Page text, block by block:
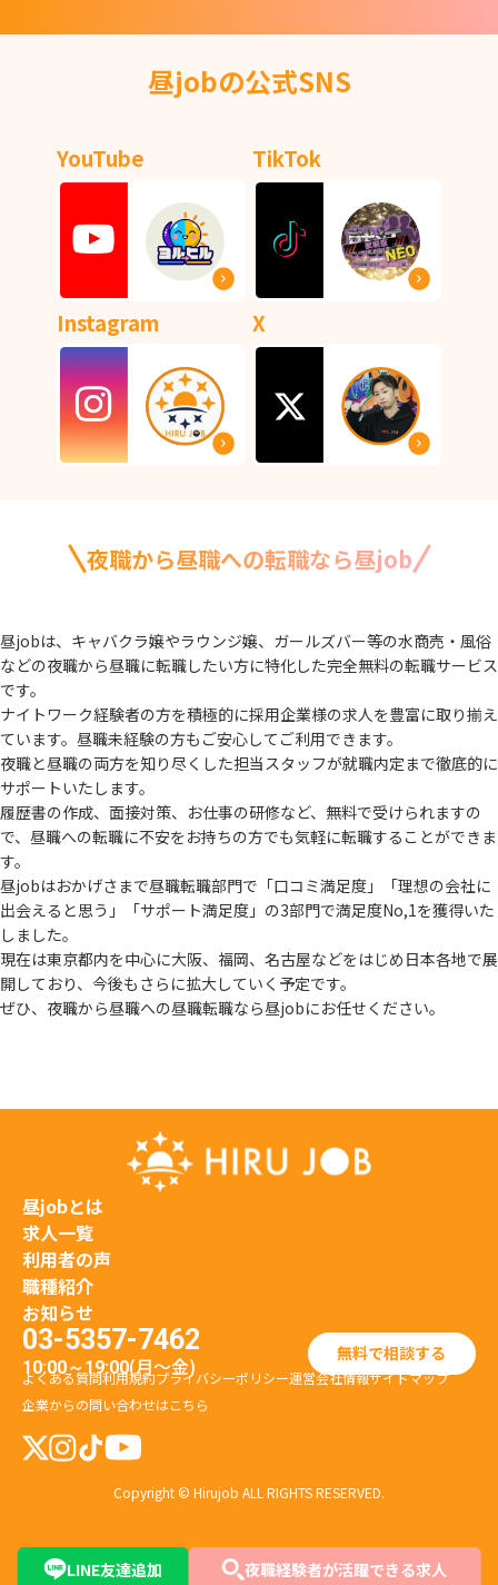
LINE友達追加 夜職経験者が活躍できる求人
昼jobの公式SNS
YouTube TikTok
Instagram X
夜職から昼職への転職なら昼job
昼jobは、キャバクラ嬢やラウンジ嬢、ガールズバー等の水商売・風俗
などの夜職から昼職に転職したい方に特化した完全無料の転職サービス
です。
ナイトワーク経験者の方を積極的に採用企業様の求人を豊富に取り揃え
ています。 昼職未経験の方もご安心してご利用できます。
夜職と昼職の両方を知り尽くした担当スタッフが就職内定まで徹底的に
サポートいたします。
履歴書の作成、面接対策、お仕事の研修など、無料で受けられますの
で、 昼職への転職に不安をお持ちの方でも気軽に転職することができま
す。
昼jobはおかげさまで昼職転職部門で「口コミ満足度」「理想の会社に
出会えると思う」
「サポート満足度」の3部門で満足度No,1を獲得いた
しました。
現在は東京都内を中心に大阪、福岡、名古屋などをはじめ日本各地で展
開しており、 今後もさらに拡大していく予定です。
ぜひ、夜職から昼職への昼職転職なら昼jobにお任せください。
昼jobとは
求人一覧
利用者の声
職種紹介
お知らせ
03-5357-7462
10:00～19:00(月〜金) 無料で相談する
よくある質問利用規約プライバシーポリシー運営会社情報サイトマップ
企業からの問い合わせはこちら
Copyright © Hirujob ALL RIGHTS RESERVED.